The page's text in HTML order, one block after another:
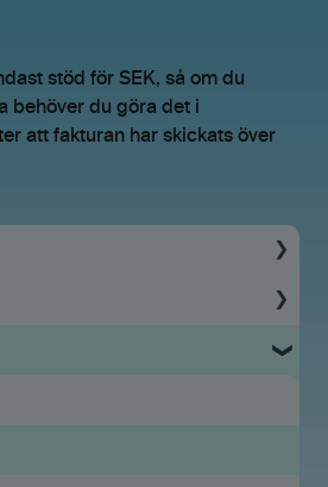
stöd för SEK, så om du
behöver du göra det i
att fakturan har skickats över